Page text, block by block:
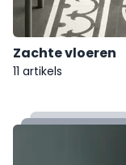
Zachte vloeren
11 artikels